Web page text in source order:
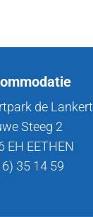
de Lankert
Steeg 2
EH EETHEN
35 14 59